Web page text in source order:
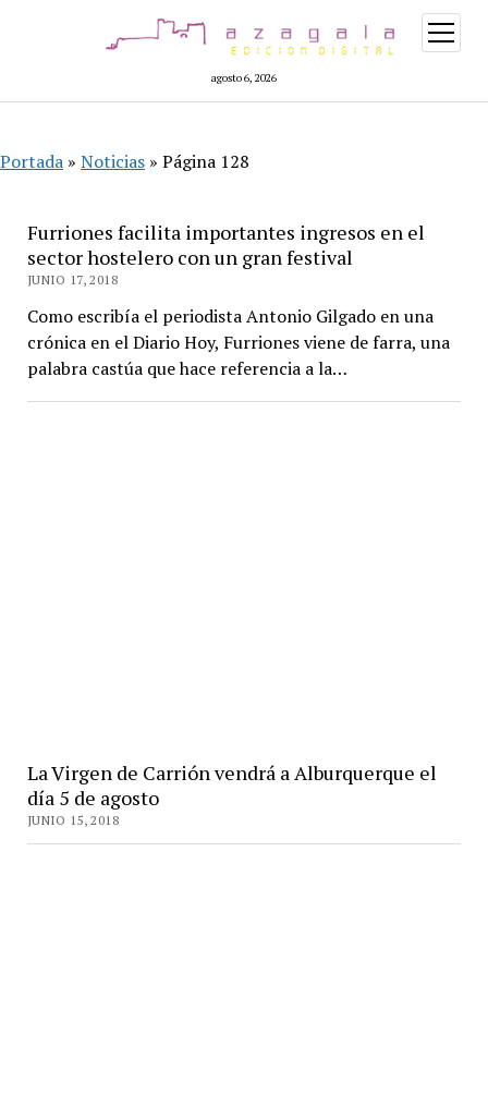
agosto 6, 2026
abrir
menú
Portada » Noticias » Página 128
Furriones facilita importantes ingresos en el
sector hostelero con un gran festival
JUNIO 17, 2018
Como escribía el periodista Antonio Gilgado en una
crónica en el Diario Hoy, Furriones viene de farra, una
palabra castúa que hace referencia a la…
La Virgen de Carrión vendrá a Alburquerque el
día 5 de agosto
JUNIO 15, 2018